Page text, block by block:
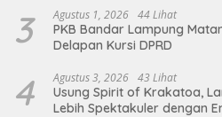
3 Agustus 1, 2026 44 Lihat
PKB Bandar Lampung
Delapan Kursi DPRD
4 Agustus 3, 2026 43 Lihat
Usung Spirit of Krakatoa,
Lebih Spektakuler dengan